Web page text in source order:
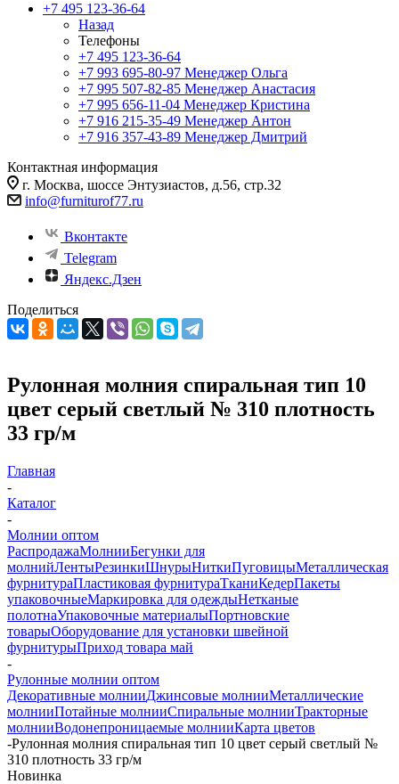
+7 495 123-36-64
Назад
Телефоны
+7 495 123-36-64
+7 993 695-80-97 Менеджер Ольга
+7 995 507-82-85 Менеджер Анастасия
+7 995 656-11-04 Менеджер Кристина
+7 916 215-35-49 Менеджер Антон
+7 916 357-43-89 Менеджер Дмитрий
Контактная информация
г. Москва, шоссе Энтузиастов, д.56, стр.32
info@furniturof77.ru
Вконтакте
Telegram
Яндекс.Дзен
Поделиться
Рулонная молния спиральная тип 10
цвет серый светлый № 310 плотность
33 гр/м
Главная
-
Каталог
-
Молнии оптом
РаспродажаМолнииБегунки для
молнийЛентыРезинкиШнурыНиткиПуговицыМеталлическая
фурнитураПластиковая фурнитураТканиКедерПакеты
упаковочныеМаркировка для одеждыНетканые
полотнаУпаковочные материалыПортновские
товарыОборудование для установки швейной
фурнитурыПриход товара май
-
Рулонные молнии оптом
Декоративные молнииДжинсовые молнииМеталлические
молнииПотайные молнииСпиральные молнииТракторные
молнииВодонепроницаемые молнииКарта цветов
-Рулонная молния спиральная тип 10 цвет серый светлый №
310 плотность 33 гр/м
Новинка